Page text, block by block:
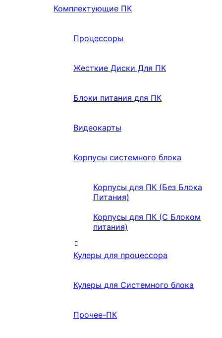
Комплектующие ПК
Процессоры
Жесткие Диски Для ПК
Блоки питания для ПК
Видеокарты
Корпусы системного блока
Корпусы для ПК (Без Блока
Питания)
Корпусы для ПК (С Блоком
питания)
Кулеры для процессора
Кулеры для Системного блока
Прочее-ПК